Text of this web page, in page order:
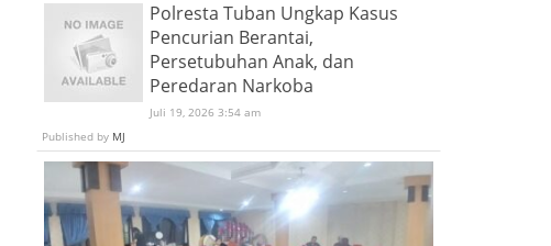
Polresta Tuban Ungkap Kasus
Pencurian Berantai,
Persetubuhan Anak, dan
Peredaran Narkoba
Juli 19, 2026 3:54 am
Published by MJ